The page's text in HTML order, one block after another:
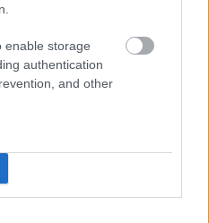
enable storage
authentication
and other
Táto chyba ju
hmotu